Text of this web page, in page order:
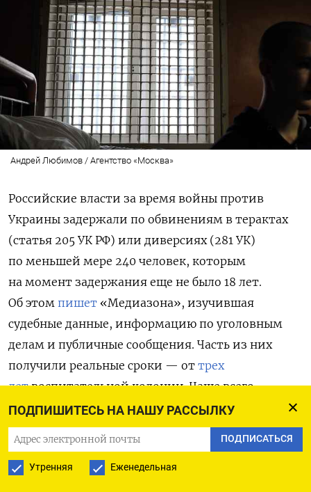
ПОДПИШИТЕСЬ НА НАШУ РАССЫЛКУ
ПОДПИСАТЬСЯ
Утренняя Еженедельная
Андрей Любимов / Агентство «Москва»
Российские власти за время войны против
Украины задержали по обвинениям в терактах
(статья 205 УК РФ) или диверсиях (281 УК)
по меньшей мере 240 человек, которым
на момент задержания еще не было 18 лет.
Об этом пишет «Медиазона», изучившая
судебные данные, информацию по уголовным
делам и публичные сообщения. Часть из них
получили реальные сроки — от трех
летвоспитательной колонии. Чаще всего
несовершеннолетних обвиняли в атаках
на инфраструктурные объекты, в основном
железнодорожной (как правило, подростки
поджигали релейные шкафы), вышки сотовой